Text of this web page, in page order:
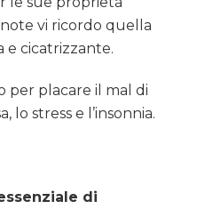
vi ricordo quella
e cicatrizzante.
per placare il mal di
lo stress e l’insonnia.
di